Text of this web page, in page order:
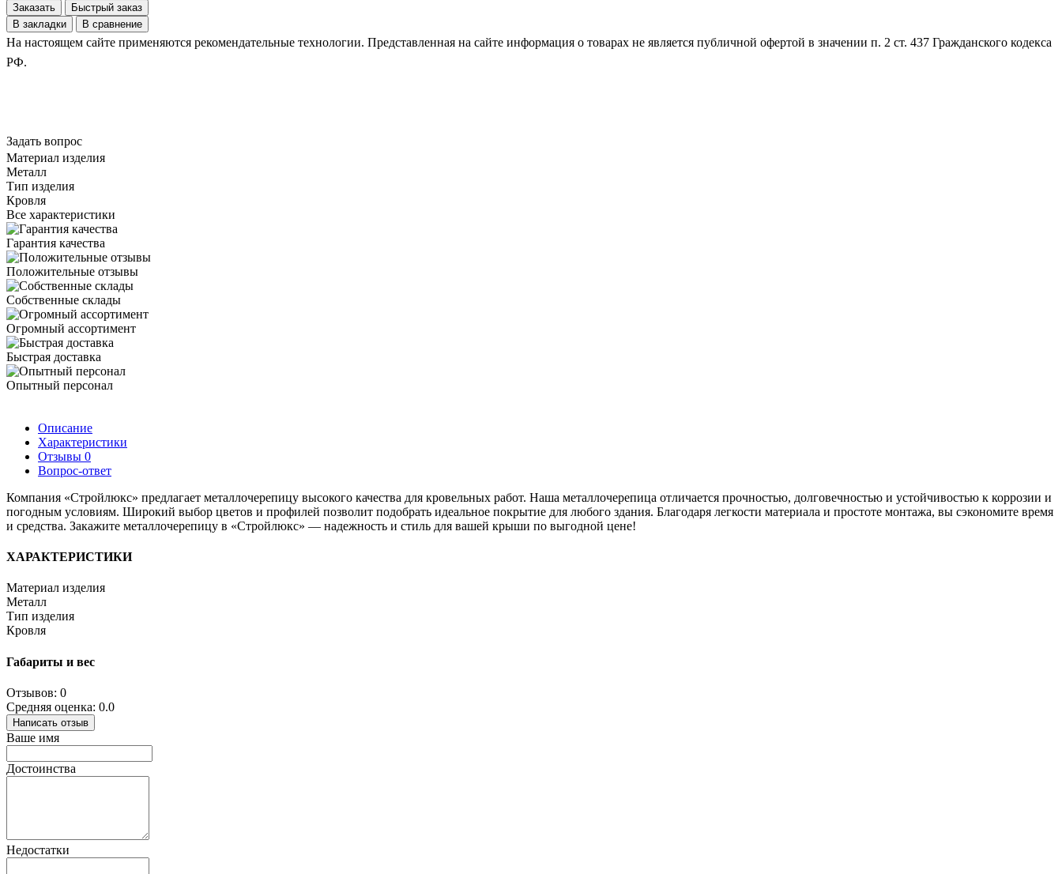
Заказать
Быстрый заказ
В закладки
В сравнение
На настоящем сайте применяются рекомендательные технологии. Представленная на сайте информация о товарах не является публичной офертой в значении п. 2 ст. 437 Гражданского кодекса
РФ.
Задать вопрос
Материал изделия
Металл
Тип изделия
Кровля
Все характеристики
Гарантия качества
Положительные отзывы
Собственные склады
Огромный ассортимент
Быстрая доставка
Опытный персонал
Описание
Характеристики
Отзывы 0
Вопрос-ответ
Компания «Стройлюкс» предлагает металлочерепицу высокого качества для кровельных работ. Наша металлочерепица отличается прочностью, долговечностью и устойчивостью к коррозии и
погодным условиям. Широкий выбор цветов и профилей позволит подобрать идеальное покрытие для любого здания. Благодаря легкости материала и простоте монтажа, вы сэкономите время
и средства. Закажите металлочерепицу в «Стройлюкс» — надежность и стиль для вашей крыши по выгодной цене!
ХАРАКТЕРИСТИКИ
Материал изделия
Металл
Тип изделия
Кровля
Габариты и вес
Отзывов: 0
Средняя оценка: 0.0
Написать отзыв
Ваше имя
Достоинства
Недостатки